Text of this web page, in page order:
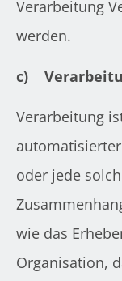
Verarbeitung
werden.
c)
Verarbeitung
oder jede
wie das
Organisation,